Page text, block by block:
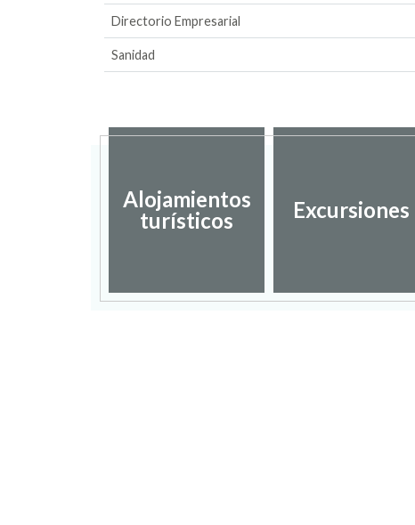
Directorio Empresarial
Sanidad
Alojamientos
turísticos
Excursiones